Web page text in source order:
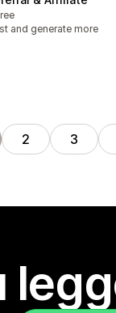
and generate more
2 3